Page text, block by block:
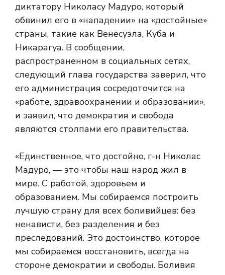
диктатору Николасу Мадуро, который
обвинил его в «нападении» на «достойные»
страны, такие как Венесуэла, Куба и
Никарагуа. В сообщении,
распространенном в социальных сетях,
следующий глава государства заверил, что
его администрация сосредоточится на
«работе, здравоохранении и образовании»,
и заявил, что демократия и свобода
являются столпами его правительства.
«Единственное, что достойно, г-н Николас
Мадуро, — это чтобы наш народ жил в
мире. С работой, здоровьем и
образованием. Мы собираемся построить
лучшую страну для всех боливийцев: без
ненависти, без разделения и без
преследований. Это достоинство, которое
мы собираемся восстановить, всегда на
стороне демократии и свободы. Боливия